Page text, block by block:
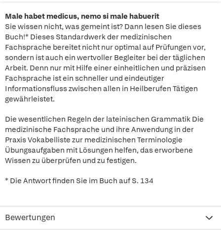
Male habet medicus, nemo si male habuerit
Sie wissen nicht, was gemeint ist? Dann lesen Sie dieses
Buch!* Dieses Standardwerk der medizinischen
Fachsprache bereitet nicht nur optimal auf Prüfungen vor,
sondern ist auch ein wertvoller Begleiter bei der täglichen
Arbeit. Denn nur mit Hilfe einer einheitlichen und präzisen
Fachsprache ist ein schneller und eindeutiger
Informationsfluss zwischen allen in Heilberufen Tätigen
gewährleistet.
Die wesentlichen Regeln der lateinischen Grammatik Die
medizinische Fachsprache und ihre Anwendung in der
Praxis Vokabelliste zur medizinischen Terminologie
Übungsaufgaben mit Lösungen helfen, das erworbene
Wissen zu überprüfen und zu festigen.
* Die Antwort finden Sie im Buch auf S. 134
Bewertungen